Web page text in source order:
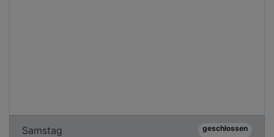
Samstag geschlossen